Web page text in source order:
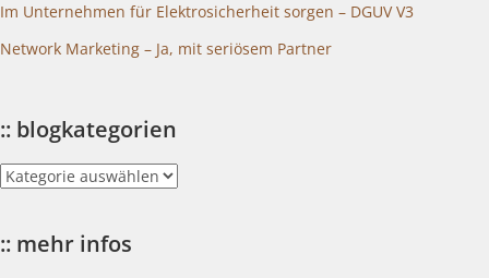
Im Unternehmen für Elektrosicherheit sorgen – DGUV V3
Network Marketing – Ja, mit seriösem Partner
:: blogkategorien
::
blogkategorien
:: mehr infos